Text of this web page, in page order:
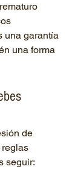
una garantía
una forma
de
seguir: